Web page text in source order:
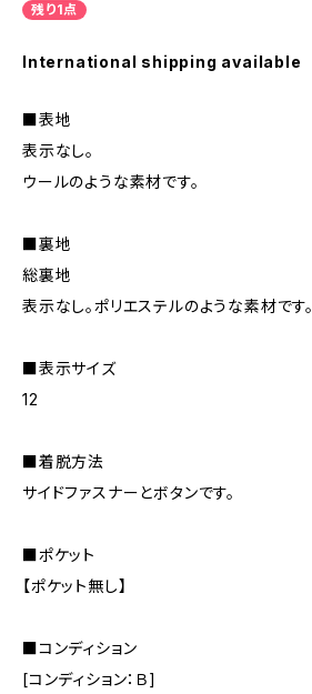
残り1点
International shipping available
■表地
表示なし。
ウールのような素材です。
■裏地
総裏地
表示なし。ポリエステルのような素材です。
■表示サイズ
12
■着脱方法
サイドファスナーとボタンです。
■ポケット
【ポケット無し】
■コンディション
[コンディション：Ｂ]